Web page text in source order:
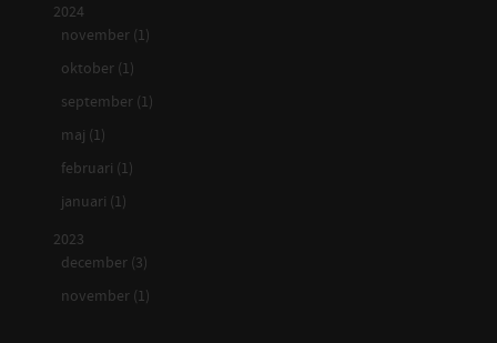
2024
november (1)
oktober (1)
september (1)
maj (1)
februari (1)
januari (1)
2023
december (3)
november (1)